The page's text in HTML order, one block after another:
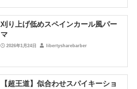
刈り上げ低めスペインカール風パー
マ
2026年1月24日 libertysharebarber
【超王道】似合わせスパイキーショ